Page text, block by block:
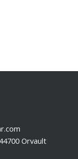
Orvault